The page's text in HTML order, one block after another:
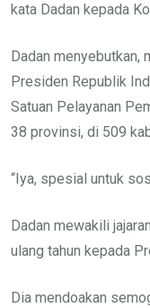
kata Dadan kepada
Dadan menyebutkan,
Presiden Republik
Satuan Pelayanan
38 provinsi, di 509
“Iya, spesial untuk
Dadan mewakili
ulang tahun kepada
Dia mendoakan